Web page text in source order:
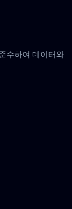
수하여 데이터와